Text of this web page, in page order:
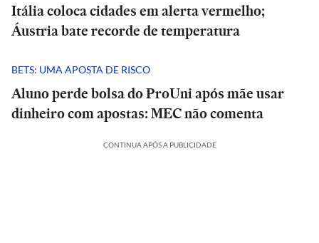
Itália coloca cidades em alerta vermelho;
Áustria bate recorde de temperatura
BETS: UMA APOSTA DE RISCO
Aluno perde bolsa do ProUni após mãe usar
dinheiro com apostas: MEC não comenta
CONTINUA APÓS A PUBLICIDADE